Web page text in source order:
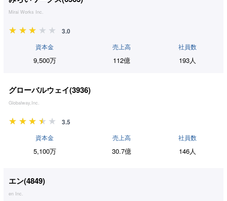
Mirai Works Inc.
3.0
資本金
9,500万
売上高
112億
社員数
193人
グローバルウェイ(3936)
Globalway,Inc.
3.5
資本金
5,100万
売上高
30.7億
社員数
146人
エン(4849)
en Inc.